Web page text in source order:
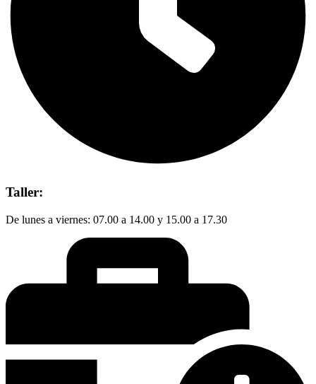
Taller:
De lunes a viernes: 07.00 a 14.00 y 15.00 a 17.30